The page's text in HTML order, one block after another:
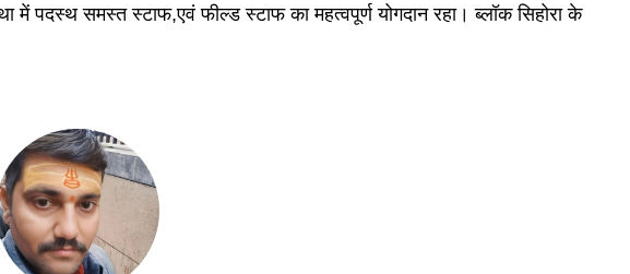
में पदस्थ समस्त स्टाफ,एवं फील्ड स्टाफ का महत्वपूर्ण योगदान रहा। ब्लॉक सिहोरा के